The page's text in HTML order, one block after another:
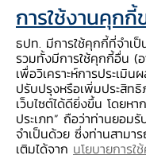
Filter by (0)
การใช้งานคุก
ธปท. มีการใช้คุกกี้ที่จำเป็
รวมทั้งมีการใช้คุกกี้อื่น (
เพื่อวิเคราะห์การประเมิ
ปรับปรุงหรือเพิ่มประสิทธิ
เว็บไซต์ได้ดียิ่งขึ้น โดยห
ประเภท” ถือว่าท่านยอม
จำเป็นด้วย ซึ่งท่านสามา
เติมได้จาก นโยบายการ